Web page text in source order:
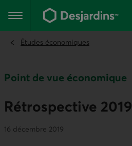
contenu
Menu principal
Études économiques
Point de vue économique
Rétrospective 2019
16 décembre 2019